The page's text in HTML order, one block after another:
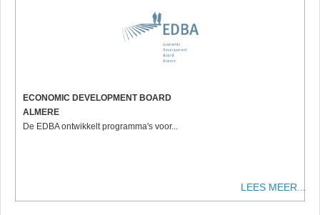
ECONOMIC DEVELOPMENT BOARD
ALMERE
De EDBA ontwikkelt programma's voor...
LEES MEER...